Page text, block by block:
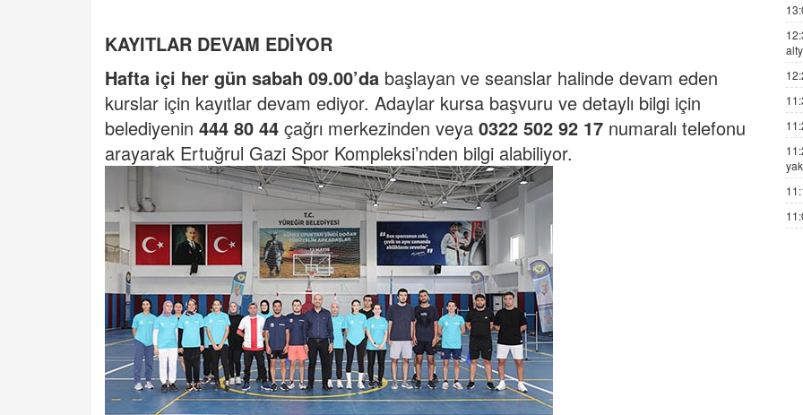
KAYITLAR DEVAM EDİYOR
Hafta içi her gün sabah 09.00’da başlayan ve seanslar halinde devam eden
kurslar için kayıtlar devam ediyor. Adaylar kursa başvuru ve detaylı bilgi için
belediyenin 444 80 44 çağrı merkezinden veya 0322 502 92 17 numaralı telefonu
arayarak Ertuğrul Gazi Spor Kompleksi’nden bilgi alabiliyor.